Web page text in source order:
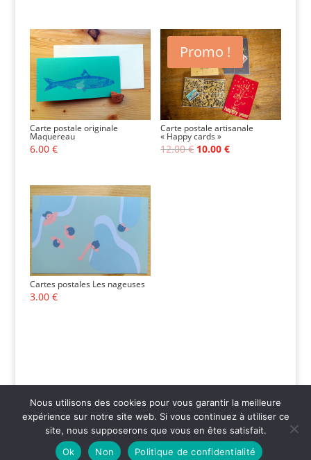
Carte postale originale
Maquereau
6.00 €
Promo !
Carte postale artisanale
« Happy cards »
12.00€ Le
10.00€Le
Cartes postales Les nageuses
3.00 €
Atelier macrosonges - 5 rue de la république - 30700- Saint-
Quentin-La-Poterie - +33(0)623373680
Nous utilisons des cookies pour vous garantir la meilleure
expérience sur notre site web. Si vous continuez à utiliser ce
site, nous supposerons que vous en êtes satisfait.
Ok
Non Politique de confidentialité